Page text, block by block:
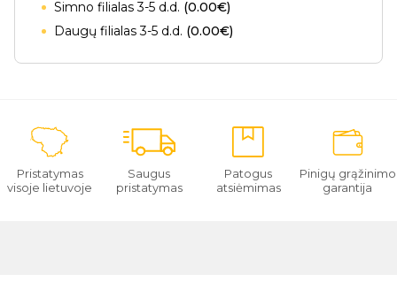
Simno filialas 3-5 d.d. (0.00€)
Daugų filialas 3-5 d.d. (0.00€)
Pristatymas
visoje lietuvoje
Saugus
pristatymas
Patogus
atsiėmimas
Pinigų grąžinimo
garantija